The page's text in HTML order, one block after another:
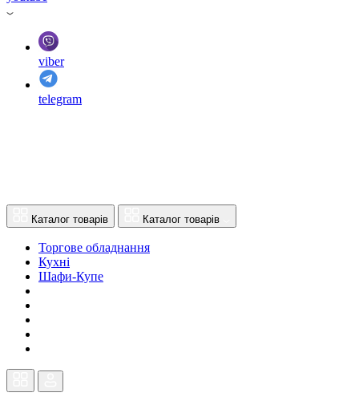
viber
telegram
Каталог товарів Каталог товарів
Торгове обладнання
Кухні
Шафи-Купе